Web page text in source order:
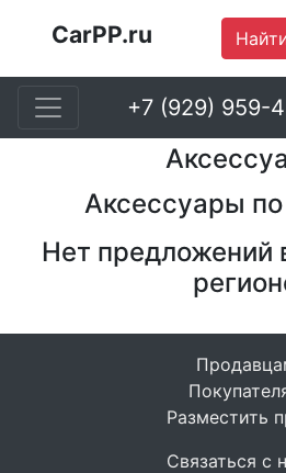
CarPP.ru
+7 (929) 959-
Аксессуары
Нет предложений
Разместить
Связаться с